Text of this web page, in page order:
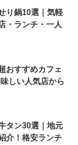
り鍋10選｜気軽
・ランチ・一人
おすすめカフェ
しい人気店から
タン30選｜地元
介！格安ランチ